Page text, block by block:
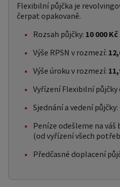
Flexibilní půjčka je
čerpat opakovaně.
Rozsah půjčky: 10 000
Výše RPSN v rozmezí:
Výše úroku v rozmezí:
Vyřízení Flexibilní půjčky
Sjednání a vedení půjčky:
Peníze odešleme na váš
(od vyřízení všech
Předčasné doplacení